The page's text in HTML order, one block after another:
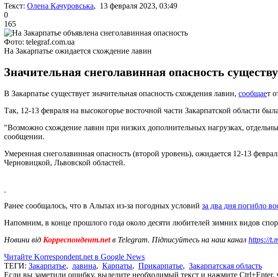
Текст: Олена Качуровська, 13 февраля 2023, 03:49
0
165
Фото: telegraf.com.ua
На Закарпатье ожидается схождение лавин
Значительная снеголавинная опасность
В Закарпатье существует значительная опасность схождения лавин, сообщает
Так, 12-13 февраля на высокогорье восточной части Закарпатской области
"Возможно схождение лавин при низких дополнительных нагрузках,
сообщении.
Умеренная снеголавинная опасность (второй уровень), ожидается 12-13
Черновицкой, Львовской областей.
Ранее сообщалось, что в Альпах из-за погодных условий за два дня погибло
Напомним, в конце прошлого года около десяти любителей зимних видов
Новини від Корреспондент.netв Telegram. Підписуйтесь на наш канал https://
Читайте Korrespondent.net в Google News
ТЕГИ: Закарпатье, лавина, Карпаты, Прикарпатье, Закарпатская область
Если вы заметили ошибку, выделите необходимый текст и нажмите Ctrl+Enter,